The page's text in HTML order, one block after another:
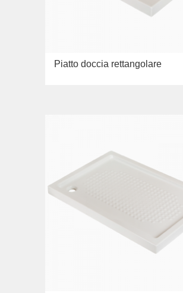
Piatto doccia rettangolare